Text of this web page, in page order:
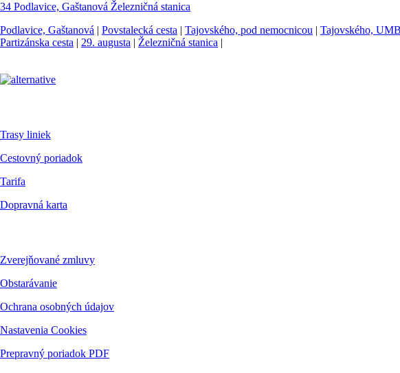
34 Podlavice, Gaštanová Železničná stanica
Podlavice, Gaštanová | Povstalecká cesta | Tajovského, pod nemocnicou | Tajovského, UMB
Partizánska cesta | 29. augusta | Železničná stanica |
Trasy liniek
Cestovný poriadok
Tarifa
Dopravná karta
Zverejňované zmluvy
Obstarávanie
Ochrana osobných údajov
Nastavenia Cookies
Prepravný poriadok PDF